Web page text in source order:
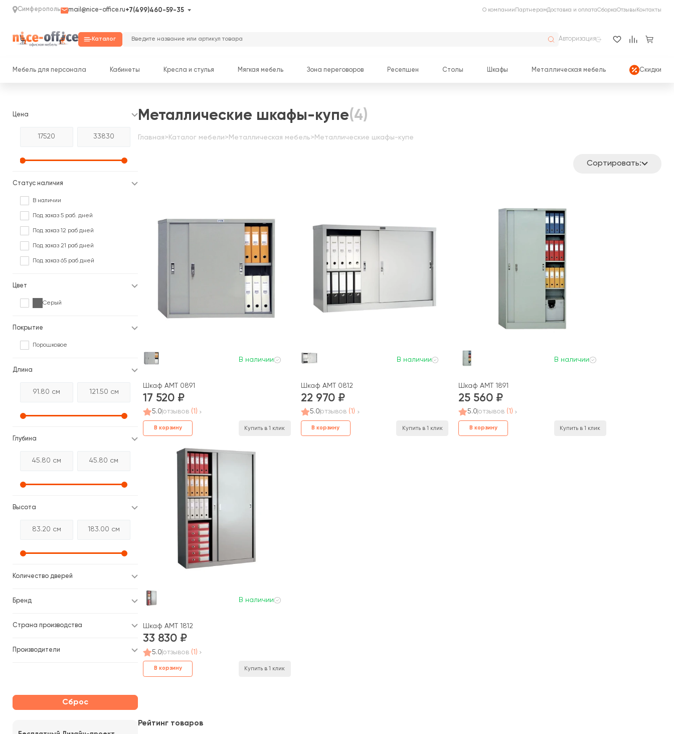
Симферополь mail@nice-office.ru+7(499)460-59-35 О компании ПартнерамДоставка и оплатаСборкаОтзывы Контакты
Каталог Авторизация
Мебель для персонала Кабинеты Кресла и стулья Мягкая мебель Зона переговоров Ресепшен Столы Шкафы Металлическая мебель Скидки
Цена
Статус наличия
В наличии
Под заказ 5 раб. дней
Под заказ 12 раб дней
Под заказ 21 раб дней
Под заказ 65 раб дней
Цвет
Серый
Покрытие
Порошковое
Длина
Глубина
Высота
Количество дверей
Бренд
Страна производства
Производители
Сброс
Металлические шкафы-купе(4)
Главная> Каталог мебели> Металлическая мебель> Металлические шкафы-купе
Сортировать:
В наличии
Шкаф AMT 0891
17 520
5.0 отзывов (1)
В корзину Купить в 1 клик
В наличии
Шкаф AMT 0812
22 970
5.0отзывов (1)
В корзину Купить в 1 клик
В наличии
Шкаф AMT 1891
25 560
5.0 отзывов (1)
В корзину Купить в 1 клик
В наличии
Шкаф AMT 1812
33 830
5.0 отзывов (1)
В корзину Купить в 1 клик
Рейтинг товаров